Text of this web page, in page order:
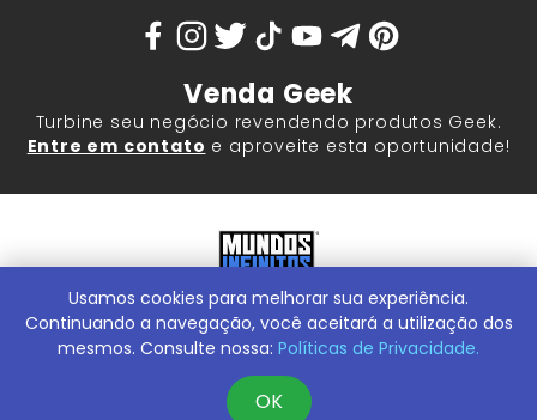
Venda Geek
Turbine seu negócio revendendo produtos Geek.
Entre em contato e aproveite esta oportunidade!
Mundos Infinitos - Publicações e Geek Store |ContentStuff
Publicações e Assinaturas Ltda. CNPJ - 05.859.917/0001-60.
Conheça nossa Loja Física:Rua Machado Bitencourt, 291 -
Usamos cookies para melhorar sua experiência.
Continuando a navegação, você aceitará a utilização dos
mesmos. Consulte nossa: Políticas de Privacidade.
OK